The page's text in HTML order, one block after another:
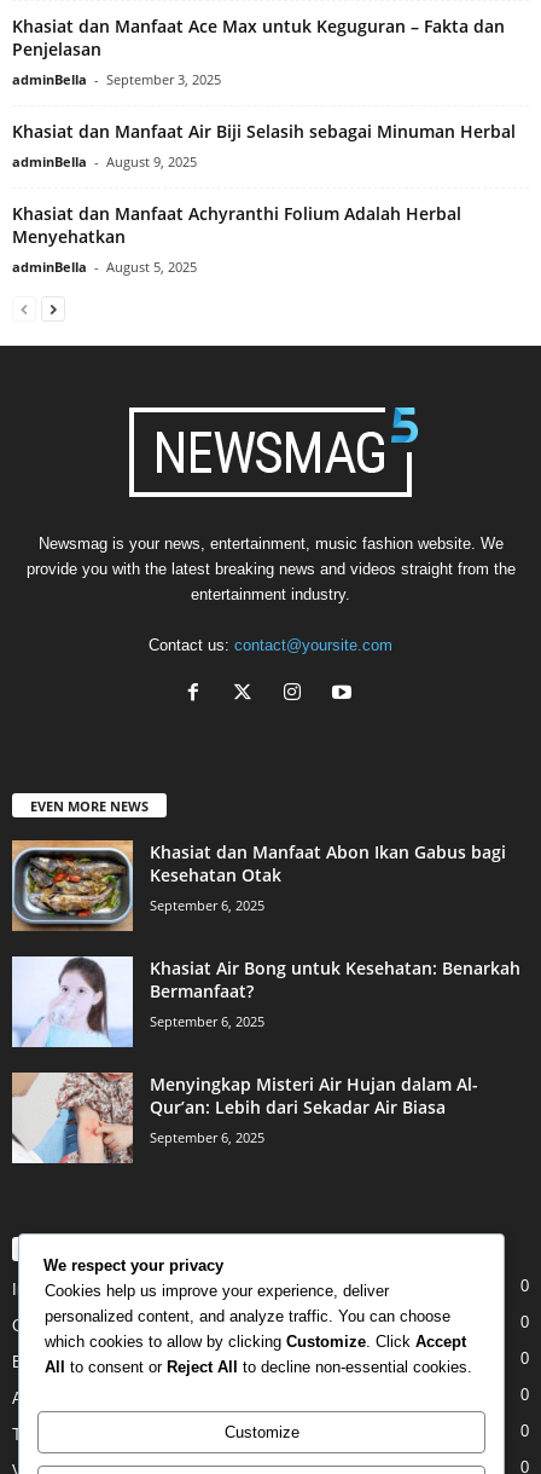
Khasiat dan Manfaat Ace Max untuk Keguguran – Fakta dan
Penjelasan
adminBella - September 3, 2025
Khasiat dan Manfaat Air Biji Selasih sebagai Minuman Herbal
adminBella - August 9, 2025
Khasiat dan Manfaat Achyranthi Folium Adalah Herbal
Menyehatkan
adminBella - August 5, 2025
Newsmag is your news, entertainment, music fashion website. We
provide you with the latest breaking news and videos straight from the
entertainment industry.
Contact us: contact@yoursite.com
EVEN MORE NEWS
Khasiat dan Manfaat Abon Ikan Gabus bagi
Kesehatan Otak
September 6, 2025
Khasiat Air Bong untuk Kesehatan: Benarkah
Bermanfaat?
September 6, 2025
Menyingkap Misteri Air Hujan dalam Al-
Qur’an: Lebih dari Sekadar Air Biasa
September 6, 2025
Internet 0
Gadgets 0
Entertainment 0
Apple 0
Tech 0
0
We respect your privacy
Cookies help us improve your experience, deliver
personalized content, and analyze traffic. You can choose
which cookies to allow by clicking Customize . Click Accept
All to consent or Reject All to decline non-essential cookies.
Customize